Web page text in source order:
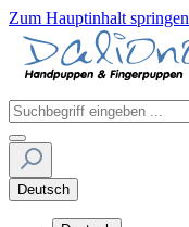
Zum Hauptinhalt springen
Deutsch